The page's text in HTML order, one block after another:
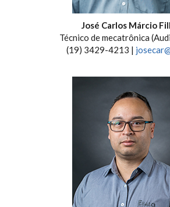
José Carlos Márcio
Técnico de mecatrônica
(19) 3429-4213 |